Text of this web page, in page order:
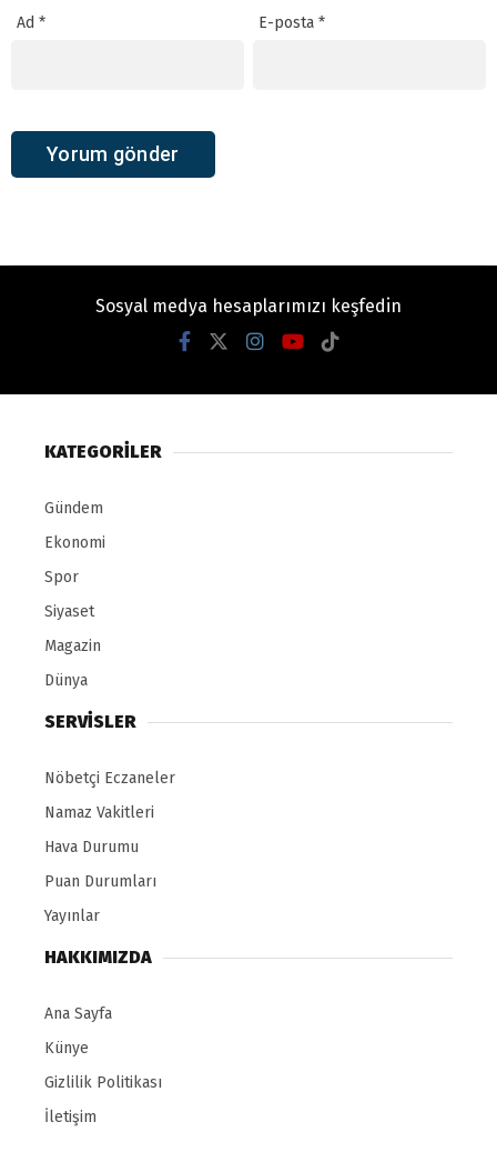
Ad * E-posta*
Sosyal medya hesaplarımızı keşfedin
KATEGORİLER
Gündem
Ekonomi
Spor
Siyaset
Magazin
Dünya
SERVİSLER
Nöbetçi Eczaneler
Namaz Vakitleri
Hava Durumu
Puan Durumları
Yayınlar
HAKKIMIZDA
Ana Sayfa
Künye
Gizlilik Politikası
İletişim